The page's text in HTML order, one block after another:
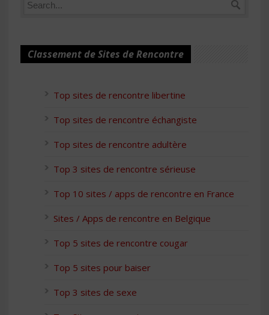
Classement de Sites de Rencontre
Top sites de rencontre libertine
Top sites de rencontre échangiste
Top sites de rencontre adultère
Top 3 sites de rencontre sérieuse
Top 10 sites / apps de rencontre en France
Sites / Apps de rencontre en Belgique
Top 5 sites de rencontre cougar
Top 5 sites pour baiser
Top 3 sites de sexe